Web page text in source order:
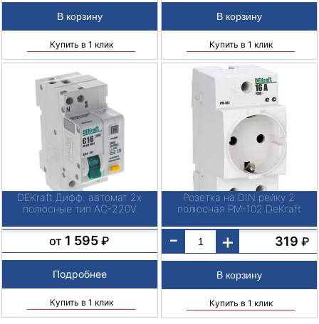
Купить в 1 клик Купить в 1 клик
DEKraft Дифф. автомат 2х
полюсные тип АС-220V
от 1 595₽
Подробнее
Купить в 1 клик
Розетка на DIN рейку 2
полюсная РМ-102 DeKraft
- + 319 ₽
Купить в 1 клик